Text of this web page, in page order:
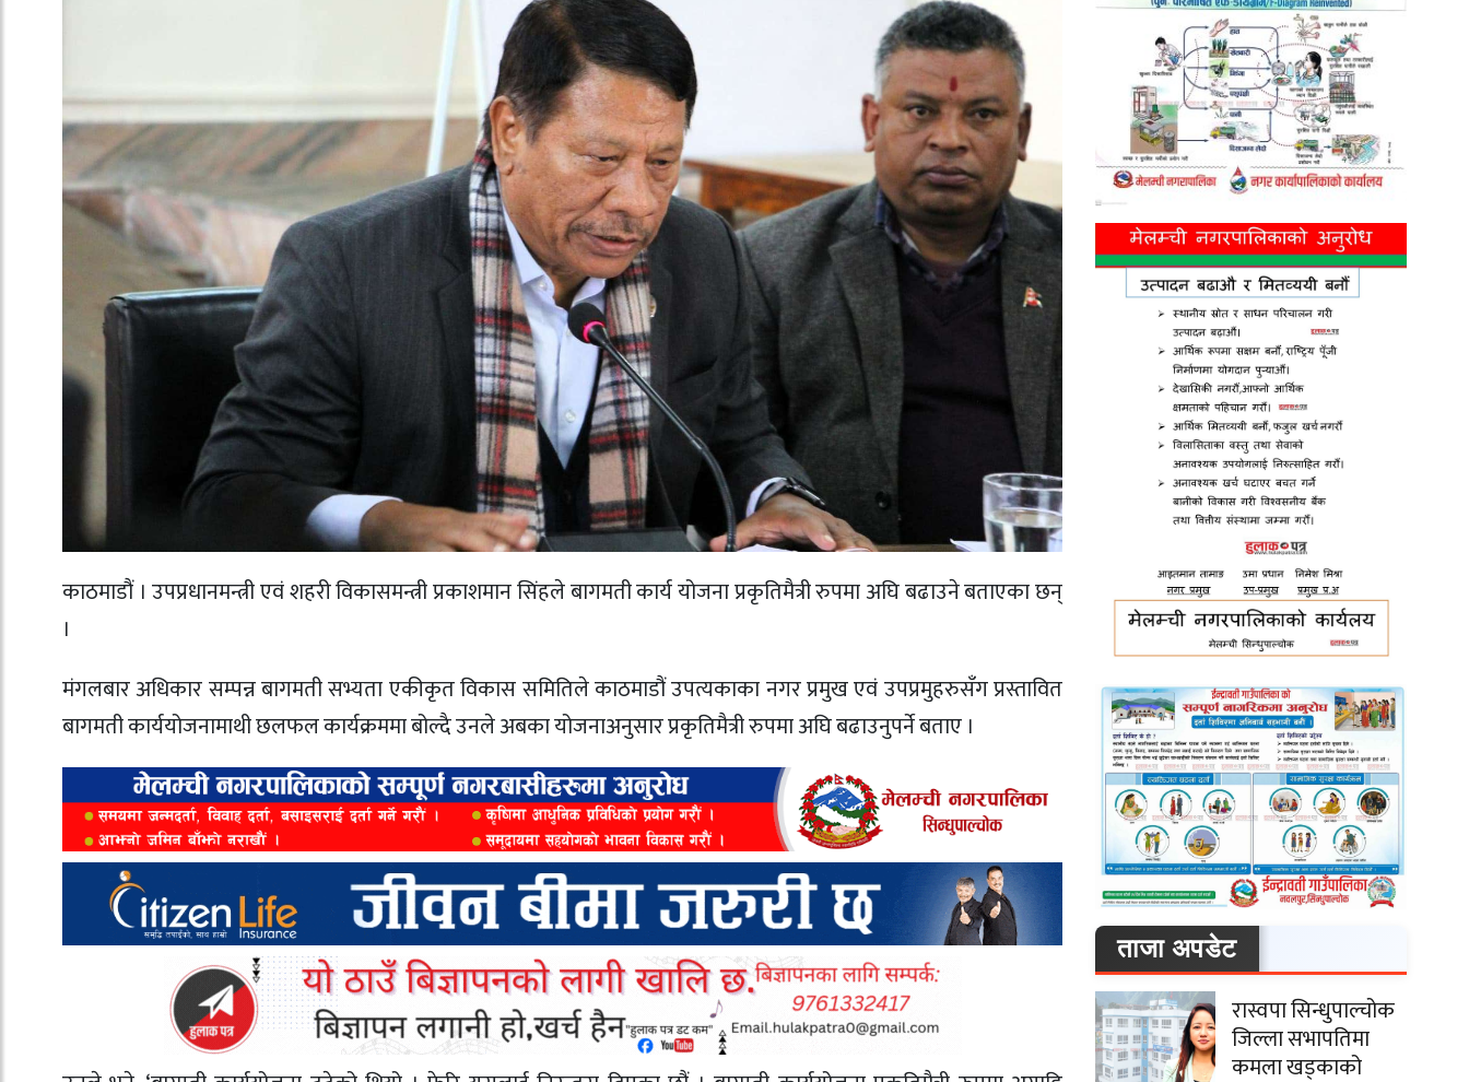
काठमाडौं । उपप्रधानमन्त्री एवं शहरी विकासमन्त्री प्रकाशमान सिंहले बागमती कार्य योजना प्रकृतिमैत्री रुपमा अघि बढाउने बताएका छन्
।
मंगलबार अधिकार सम्पन्न बागमती सभ्यता एकीकृत विकास समितिले काठमाडौं उपत्यकाका नगर प्रमुख एवं उपप्रमुहरुसँग प्रस्तावित
बागमती कार्ययोजनामाथी छलफल कार्यक्रममा बोल्दै उनले अबका योजनाअनुसार प्रकृतिमैत्री रुपमा अघि बढाउनुपर्ने बताए ।
ताजा अपडेट
रास्वपा सिन्धुपाल्चोक
जिल्ला सभापतिमा
कमला खड्काको